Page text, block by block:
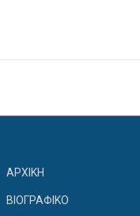
ΑΡΧΙΚΗ
ΒΙΟΓΡΑΦΙΚΟ